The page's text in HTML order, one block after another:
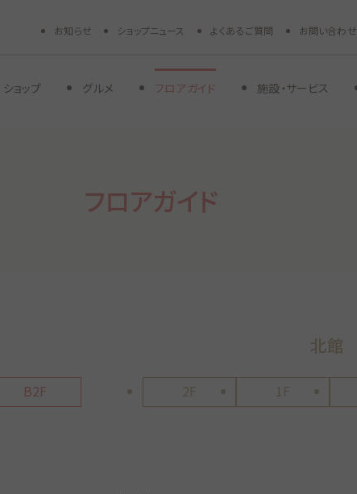
お知らせ ショップニュース よくあるご質問 お問い合わせ
ショップ グルメ フロアガイド 施設・サービス
フロアガイド
B2F
北館
2F 1F